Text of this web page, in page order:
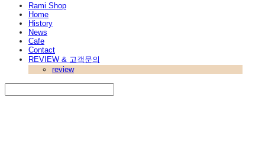
Rami Shop
Home
History
News
Cafe
Contact
REVIEW & 고객문의
review